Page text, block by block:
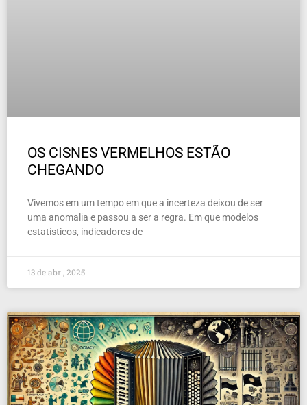
OS CISNES VERMELHOS ESTÃO
CHEGANDO
Vivemos em um tempo em que a incerteza deixou de ser
uma anomalia e passou a ser a regra. Em que modelos
estatísticos, indicadores de
13 de abr , 2025